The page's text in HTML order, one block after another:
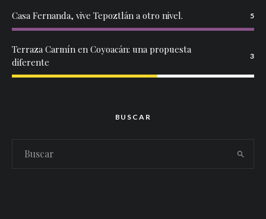
Casa Fernanda, vive Tepoztlán a otro nivel. 5
Terraza Carmín en Coyoacán: una propuesta
diferente
3
BUSCAR